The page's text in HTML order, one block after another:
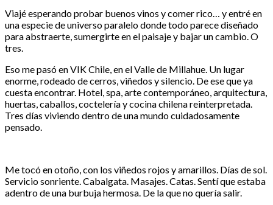
Viajé esperando probar buenos vinos y comer rico… y entré en
una especie de universo paralelo donde todo parece diseñado
para abstraerte, sumergirte en el paisaje y bajar un cambio. O
tres.
Eso me pasó en VIK Chile, en el Valle de Millahue. Un lugar
enorme, rodeado de cerros, viñedos y silencio. De ese que ya
cuesta encontrar. Hotel, spa, arte contemporáneo, arquitectura,
huertas, caballos, coctelería y cocina chilena reinterpretada.
Tres días viviendo dentro de una mundo cuidadosamente
pensado.
Me tocó en otoño, con los viñedos rojos y amarillos. Días de sol.
Servicio sonriente. Cabalgata. Masajes. Catas. Sentí que estaba
adentro de una burbuja hermosa. De la que no quería salir.